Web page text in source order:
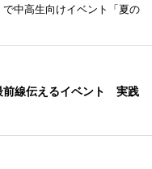
中高生向けイベント「夏の
前線伝えるイベント 実践